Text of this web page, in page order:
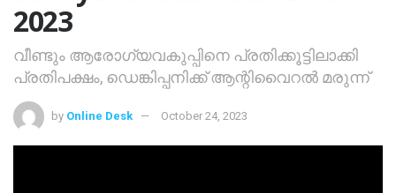
2023
വീണ്ടും ആരോഗ്യവകുപ്പിനെ പ്രതിക്കൂട്ടിലാക്കി
പ്രതിപക്ഷം, ഡെങ്കിപ്പനിക്ക് ആന്റിവൈറല്‍ മരുന്ന്‌
by Online Desk October 24, 2023